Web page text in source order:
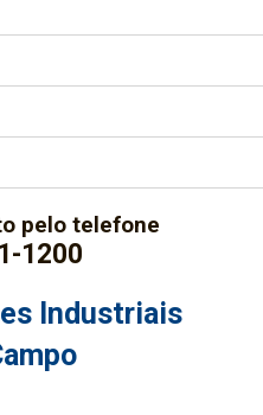
pelo telefone
1200
Industriais